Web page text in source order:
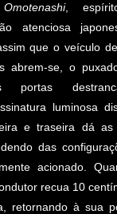
Omotenashi,
atenciosa
que o veículo
abrem-se, o
luminosa
e traseira dá as
das
acionado.
recua 10
retornando à sua